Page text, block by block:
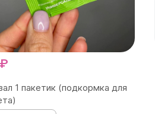
1 пакетик (подкормка для